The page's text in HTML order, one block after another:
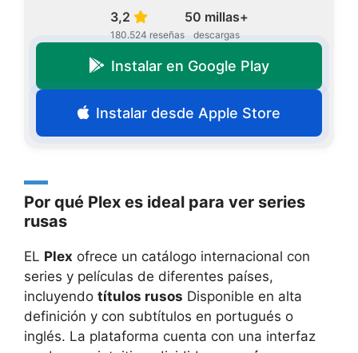
3,2
180.524 reseñas
50 millas+
descargas
Instalar en Google Play
Instalar desde Apple Store
Por qué Plex es ideal para ver series
rusas
EL Plex ofrece un catálogo internacional con
series y películas de diferentes países,
incluyendo títulos rusos Disponible en alta
definición y con subtítulos en portugués o
inglés. La plataforma cuenta con una interfaz